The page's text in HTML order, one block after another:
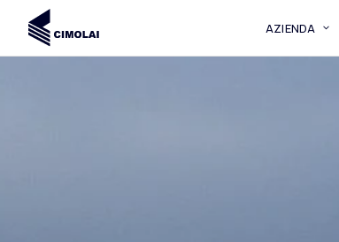
AZIENDA